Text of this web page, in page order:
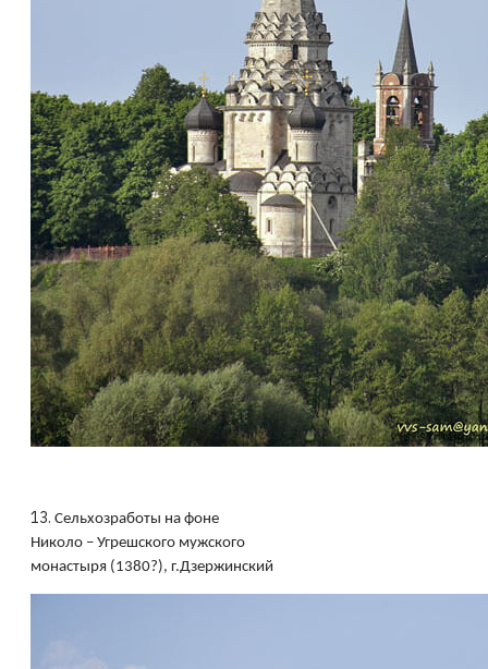
13. Сельхозработы на фоне
Николо – Угрешского мужского
монастыря (1380?), г.Дзержинский